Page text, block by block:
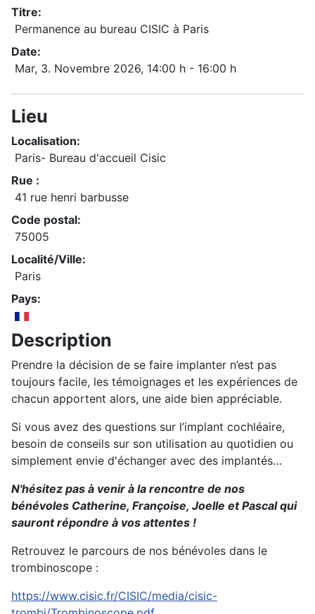
Titre:
Permanence au bureau CISIC à Paris
Date:
Mar, 3. Novembre 2026, 14:00 h - 16:00 h
Lieu
Localisation:
Paris- Bureau d'accueil Cisic
Rue :
41 rue henri barbusse
Code postal:
75005
Localité/Ville:
Paris
Pays:
Description
Prendre la décision de se faire implanter n’est pas
toujours facile, les témoignages et les expériences de
chacun apportent alors, une aide bien appréciable.
Si vous avez des questions sur l’implant cochléaire,
besoin de conseils sur son utilisation au quotidien ou
simplement envie d'échanger avec des implantés…
N'hésitez pas à venir à la rencontre de nos
bénévoles Catherine, Françoise, Joelle et Pascal qui
sauront répondre à vos attentes !
Retrouvez le parcours de nos bénévoles dans le
trombinoscope :
https://www.cisic.fr/CISIC/media/cisic-